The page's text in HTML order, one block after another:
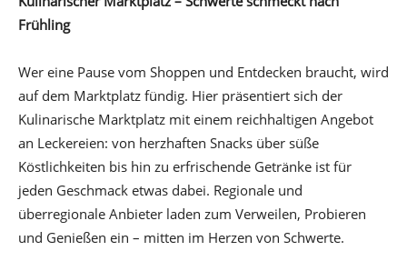
Frühling
Wer eine Pause vom Shoppen und Entdecken braucht, wird
auf dem Marktplatz fündig. Hier präsentiert sich der
Kulinarische Marktplatz mit einem reichhaltigen Angebot
an Leckereien: von herzhaften Snacks über süße
Köstlichkeiten bis hin zu erfrischende Getränke ist für
jeden Geschmack etwas dabei. Regionale und
überregionale Anbieter laden zum Verweilen, Probieren
und Genießen ein – mitten im Herzen von Schwerte.